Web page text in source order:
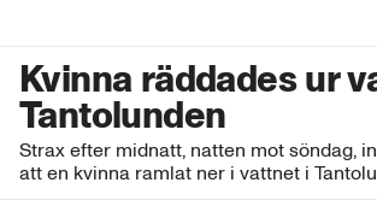
Kvinna räddades ur
Tantolunden
Strax efter midnatt, natten mot söndag,
att en kvinna ramlat ner i vattnet i